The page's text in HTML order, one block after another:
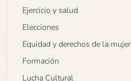
Ejercicio y salud
Elecciones
Equidad y derechos de la mujer
Formación
Lucha Cultural